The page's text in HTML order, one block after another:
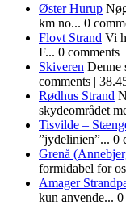
Øster Hurup
km no... 0
Flovt Strand Vi
F... 0 comments |
Skiveren Denne
comments |
Rødhus Strand
skydeområdet
Tisvilde –
”jydelinien”... 0
Grenå
formidabel for
Amager
kun anvende... 0